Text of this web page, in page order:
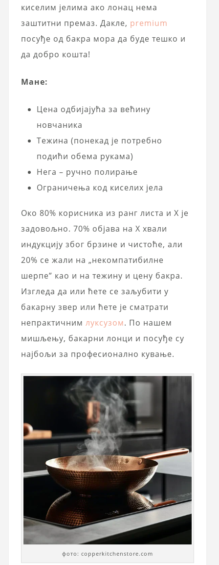
киселим јелима ако лонац нема
заштитни премаз. Дакле, premium
посуђе од бакра мора да буде тешко и
да добро кошта!
Манe:
Цена одбијајућа за већину
новчаника
Тежина (понекад је потребно
подићи обема рукама)
Нега – ручно полирање
Ограничења код киселих јела
Око 80% корисника из ранг листа и X је
задовољно. 70% објава на X хвали
индукцију због брзине и чистоће, али
20% се жали на „некомпатибилне
шерпе” као и на тежину и цену бакра.
Изгледа да или ћете се заљубити у
бакарну звер или ћете је сматрати
непрактичним луксузом. По нашем
мишљењу, бакарни лонци и посуђе су
најбољи за професионално кување.
фото: copperkitchenstore.com